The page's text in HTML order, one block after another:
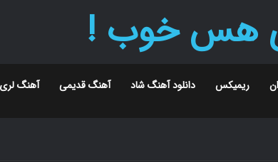
هس خوب !
ریمیکس دانلود آهنگ شاد آهنگ قدیمی آهنگ لری